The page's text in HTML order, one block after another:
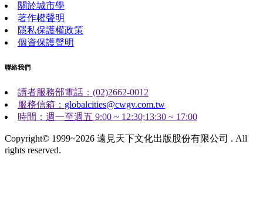
關於城市學
著作權聲明
隱私保護權政策
個資保護聲明
聯絡我們
讀者服務部電話：(02)2662-0012
服務信箱： globalcities@cwgv.com.tw
時間：週一至週五 9:00 ~ 12:30;13:30 ~ 17:00
Copyright© 1999~2026 遠見天下文化出版股份有限公司 . All
rights reserved.